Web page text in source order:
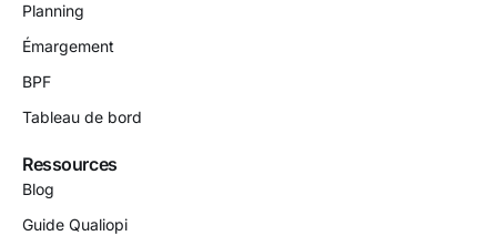
Planning
Émargement
BPF
Tableau de bord
Ressources
Blog
Guide Qualiopi